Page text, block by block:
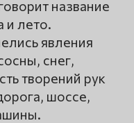
название
и лето.
явления
снег,
творений рук
шоссе,